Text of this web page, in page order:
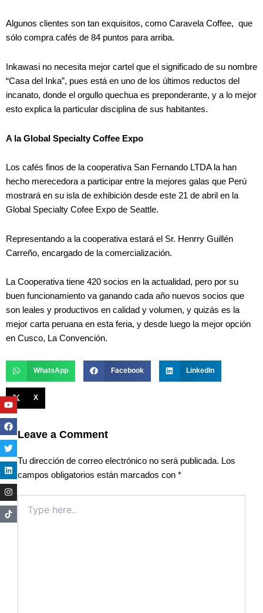
Algunos clientes son tan exquisitos, como Caravela Coffee, que
sólo compra cafés de 84 puntos para arriba.
Inkawasi no necesita mejor cartel que el significado de su nombre
“Casa del Inka”, pues está en uno de los últimos reductos del
incanato, donde el orgullo quechua es preponderante, y a lo mejor
esto explica la particular disciplina de sus habitantes.
A la Global Specialty Coffee Expo
Los cafés finos de la cooperativa San Fernando LTDA la han
hecho merecedora a participar entre la mejores galas que Perú
mostrará en su isla de exhibición desde este 21 de abril en la
Global Specialty Cofee Expo de Seattle.
Representando a la cooperativa estará el Sr. Henrry Guillén
Carreño, encargado de la comercialización.
La Cooperativa tiene 420 socios en la actualidad, pero por su
buen funcionamiento va ganando cada año nuevos socios que
son leales y productivos en calidad y volumen, y quizás es la
mejor carta peruana en esta feria, y desde luego la mejor opción
en Cusco, La Convención.
WhatsApp Facebook LinkedIn
X
Leave a Comment
Tu dirección de correo electrónico no será publicada. Los
campos obligatorios están marcados con *
here..
Youtube
Facebook
Twitter
Linkedin
Instagram